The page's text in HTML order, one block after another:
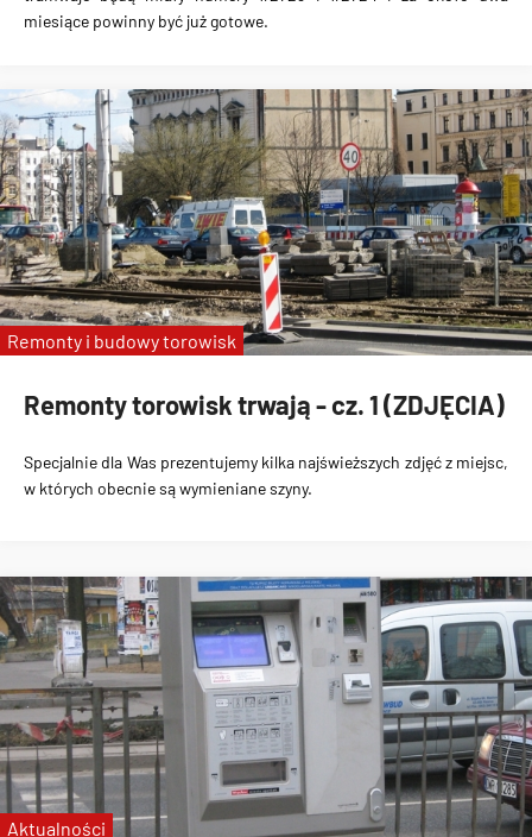
miesiące powinny być już gotowe.
Remonty torowisk trwają - cz. 1 (ZDJĘCIA)
Specjalnie dla Was prezentujemy kilka najświeższych zdjęć z miejsc,
w których obecnie są wymieniane szyny.
Remonty i budowy torowisk
Aktualności